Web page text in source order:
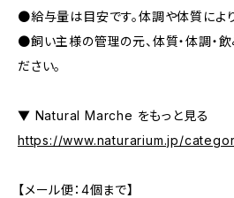
●給与量は目安です。体調や体質により
●飼い主様の管理の元、体質・体調・
ださい。
▼ Natural Marche をもっと見る
https://www.naturarium.jp/
【メール便：4個まで】